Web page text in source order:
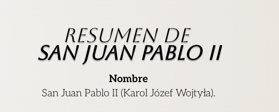
Resumen de
San Juan Pablo II
Nombre
San Juan Pablo II (Karol Józef Wojtyła).